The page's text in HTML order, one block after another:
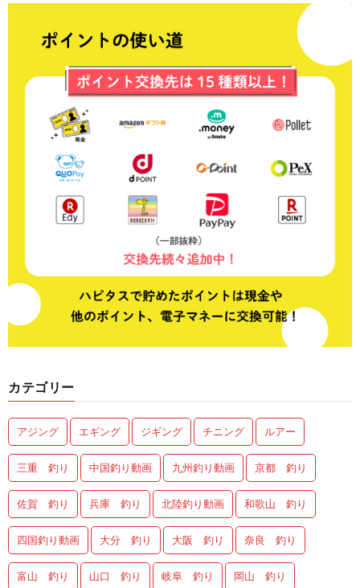
カテゴリー
アジング エギング ジギング チニング ルアー
三重 釣り 中国釣り動画 九州釣り動画 京都 釣り
佐賀 釣り 兵庫 釣り 北陸釣り動画 和歌山 釣り
四国釣り動画 大分 釣り 大阪 釣り 奈良 釣り
富山 釣り 山口 釣り 岐阜 釣り 岡山 釣り